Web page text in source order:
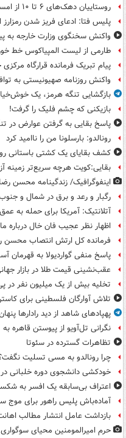
روستاییان دهک‌های ۶ تا ۱۰ از امسال باید حق بیمه بپردازند
پلیس فتا: ادعای فریز شدن رمزارز
واکنش سخنگوی وزارت خارجه به
طارمی از لیست المپیاکوس خط
پیام تبریک فرمانده قرارگاه
واکنش روزنامه صهیونیستی به
بازگشایی تنگه هرمز، یک
بازیکنی که چشم فلیک را گرفت!
پاسخ بقایی به گرفتن عوارض در
رونالدو: بارسلونا من را ناامید کرد
کشف بقایای یک کشتی باستانی
بقایی:کویت هرچه سریع‌تر زمینه
اینفوگرافیک/ زندگینامه محسن
رگبار و رعد و برق در شمال و
آتلانتیک: آمریکا برای حمله به
اظهار نظر عجیب فان خال درباره
فرمانده کل ارتش انتصاب محسن
پاسخ منفی گواردیولا به قهرمان
عقب‌نشینی قیمت طلا در بازار
تخلیه بیش از یک میلیون نفر در
تلاش آوارگان فلسطینی برای
پهپادهای شاهد از دید رادارها
نگرانی تل‌آویو از پیوستن قاهره
تظاهرات گسترده در سئوتا
چرا رونالدو به مسی تسلیت
خودکشی دانشجوی دوره خلبانی
اعتراف بی‌سابقه یک افسر به شکست
آماده‌باش پلیس راهور برای موج
بازداشت عامل انتشار مطالب
حرم امیرالمومنین محیای